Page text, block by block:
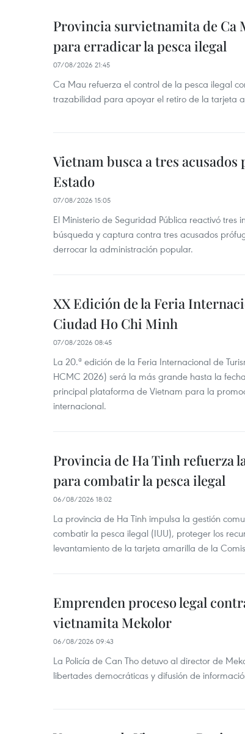
Provincia survietnamita de Ca
para erradicar la pesca ilegal
07/08/2026 21:45
Ca Mau refuerza el control de la pesca ilegal
trazabilidad para apoyar el retiro de la tarjeta
Vietnam busca a tres
Estado
07/08/2026 15:05
El Ministerio de Seguridad Pública reactivó tres
búsqueda y captura contra tres acusados
derrocar la administración popular.
XX Edición de la Feria
Ciudad Ho Chi Minh
07/08/2026 08:45
La 20.ª edición de la Feria Internacional de
HCMC 2026) será la más grande hasta la
principal plataforma de Vietnam para la
internacional.
Provincia de Ha Tinh refuerza
para combatir la pesca ilegal
06/08/2026 18:02
La provincia de Ha Tinh impulsa la gestión
combatir la pesca ilegal (IUU), proteger los
levantamiento de la tarjeta amarilla de la
Emprenden proceso legal
vietnamita Mekolor
06/08/2026 09:43
La Policía de Can Tho detuvo al director de
libertades democráticas y difusión de